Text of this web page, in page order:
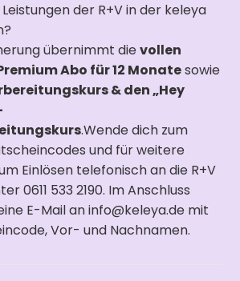
der R+V in der keleya
übernimmt dievollen
Abo für 12 Monatesowie
& den „Hey
.Wende dich zum
und für weitere
Einlösen telefonisch an die R+V
0611 533 2190. Im Anschluss
E-Mail an info@keleya.de mit
Vor- und Nachnamen.